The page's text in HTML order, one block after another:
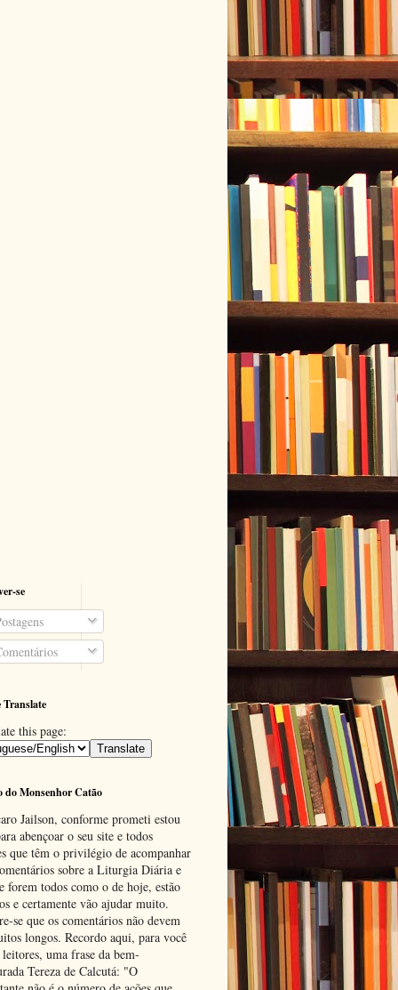
se
Translate
this page:
do Monsenhor Catão
Jailson, conforme prometi estou
abençoar o seu site e todos
que têm o privilégio de acompanhar
sobre a Liturgia Diária e
forem todos como o de hoje, estão
e certamente vão ajudar muito.
se que os comentários não devem
longos. Recordo aqui, para você
leitores, uma frase da bem-
Tereza de Calcutá: "O